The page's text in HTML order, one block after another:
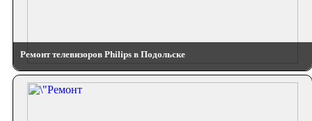
Ремонт телевизоров Philips в Подольске